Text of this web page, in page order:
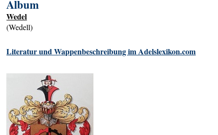
Album
Wedel
(Wedell)
Literatur und Wappenbeschreibung im Adelslexikon.com